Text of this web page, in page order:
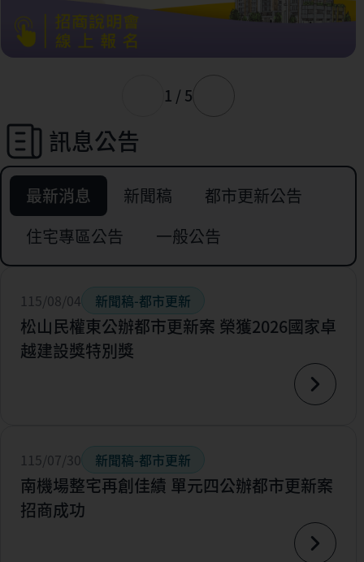
1 / 5
訊息公告
最新消息 新聞稿
都市更新公告
住宅專區公告
一般公告
115/08/04 新聞稿-都市更新
松山民權東公辦都市更新案 榮獲2026國家卓
越建設獎特別獎
115/07/30 新聞稿-都市更新
南機場整宅再創佳績 單元四公辦都市更新案
招商成功